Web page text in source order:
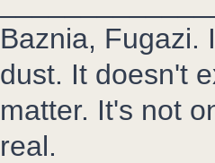
Baznia, Fugazi.
dust. It doesn't
matter. It's not
real.